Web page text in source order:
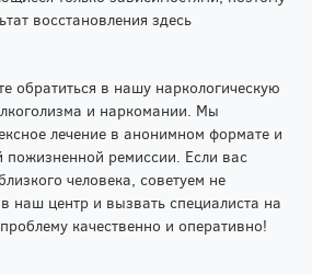
восстановления здесь
обратиться в нашу наркологическую
и наркомании. Мы
лечение в анонимном формате и
пожизненной ремиссии. Если вас
человека, советуем не
наш центр и вызвать специалиста на
качественно и оперативно!